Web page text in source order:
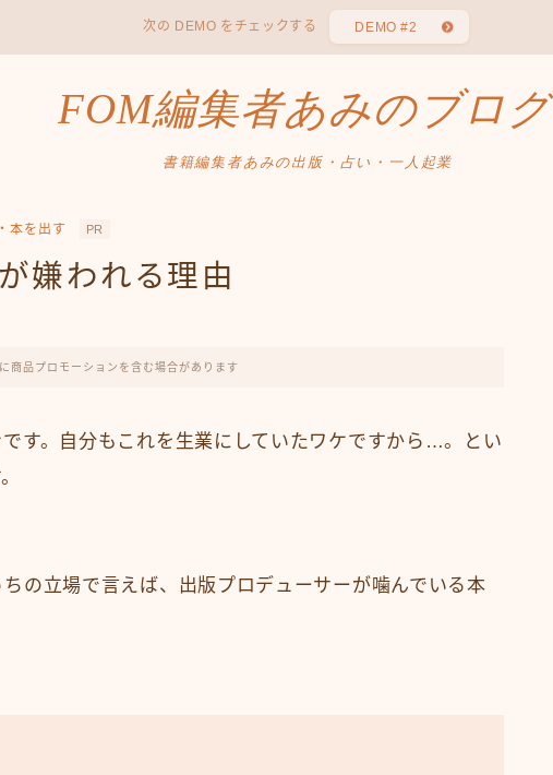
次の DEMO をチェックする DEMO #2
FOM編集者あみのブログ
書籍編集者あみの出版・占い・一人起業
本を出す PR
嫌われる理由
商品プロモーションを含む場合があります
す。自分もこれを生業にしていたワケですから…。とい
の立場で言えば、出版プロデューサーが噛んでいる本